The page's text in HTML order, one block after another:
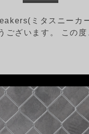
ミタスニーカ
ございます。 この